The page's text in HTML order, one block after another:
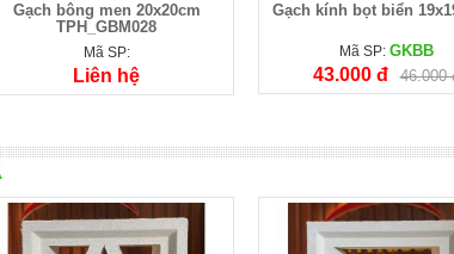
Gạch bông men 20x20cm
TPH_GBM028
Mã SP:
Liên hệ
Gạch kính bọt biển
Mã SP: GKBB
43.000 đ 46.000